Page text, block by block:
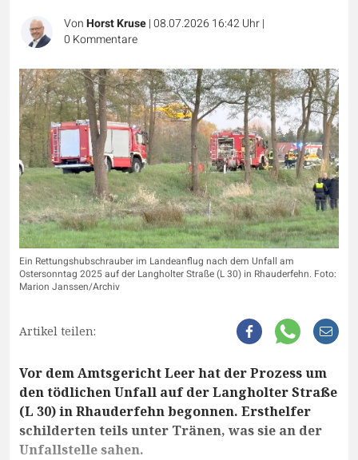
VonHorst Kruse|08.07.2026 16:42 Uhr|
0 Kommentare
Ein Rettungshubschrauber im Landeanflug nach dem Unfall am
Ostersonntag 2025 auf der Langholter Straße (L 30) in Rhauderfehn. Foto:
Marion Janssen/Archiv
Artikel teilen:
Vor dem Amtsgericht Leer hat der Prozess um
den tödlichen Unfall auf der Langholter Straße
(L 30) in Rhauderfehn begonnen. Ersthelfer
schilderten teils unter Tränen, was sie an der
Unfallstelle sahen.